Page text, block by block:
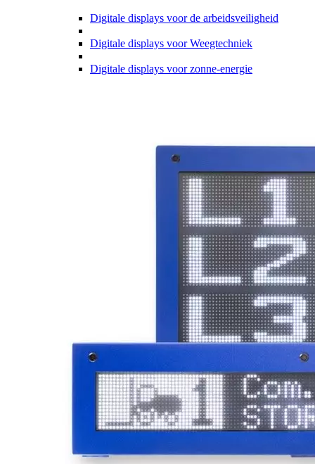
Digitale displays voor de arbeidsveiligheid
Digitale displays voor Weegtechniek
Digitale displays voor zonne-energie